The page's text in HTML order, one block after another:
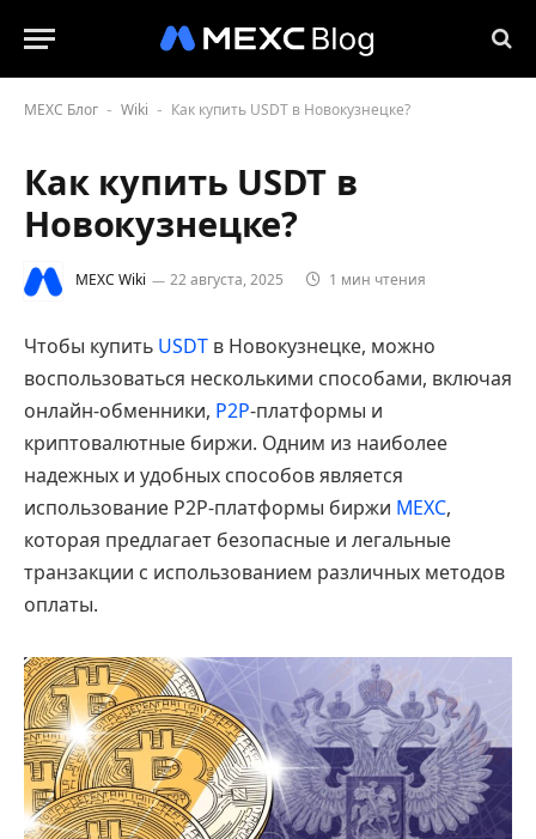
MEXC Блог - Wiki - Как купить USDT в Новокузнецке?
Как купить USDT в
Новокузнецке?
MEXC Wiki 22 августа, 2025 1 мин чтения
Чтобы купить USDT в Новокузнецке, можно
воспользоваться несколькими способами, включая
онлайн-обменники, P2P-платформы и
криптовалютные биржи. Одним из наиболее
надежных и удобных способов является
использование P2P-платформы биржи MEXC,
которая предлагает безопасные и легальные
транзакции с использованием различных методов
оплаты.